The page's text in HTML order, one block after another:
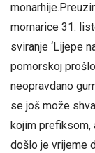
mornarice 31.
sviranje ‘Lijepe
pomorskoj
neopravdano
se još može
kojim prefiksom,
došlo je vrijeme